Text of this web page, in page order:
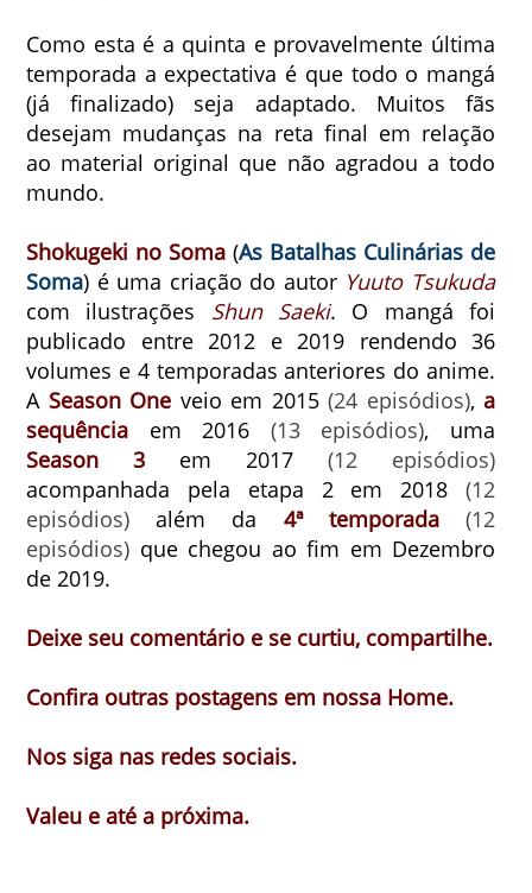
Como esta é a quinta e provavelmente última
temporada a expectativa é que todo o mangá
(já finalizado) seja adaptado. Muitos fãs
desejam mudanças na reta final em relação
ao material original que não agradou a todo
mundo.
Shokugeki no Soma (As Batalhas Culinárias de
Soma) é uma criação do autor Yuuto Tsukuda
com ilustrações Shun Saeki. O mangá foi
publicado entre 2012 e 2019 rendendo 36
volumes e 4 temporadas anteriores do anime.
A Season One veio em 2015(24 episódios),a
sequência em 2016 (13 episódios), uma
Season 3 em 2017(12 episódios)
acompanhada pela etapa 2 em 2018(12
episódios) além da 4ª temporada
(12
episódios) que chegou ao fim em Dezembro
de 2019.
Deixe seu comentário e se curtiu, compartilhe.
Confira outras postagens em nossa Home.
Nos siga nas redes sociais.
Valeu e até a próxima.